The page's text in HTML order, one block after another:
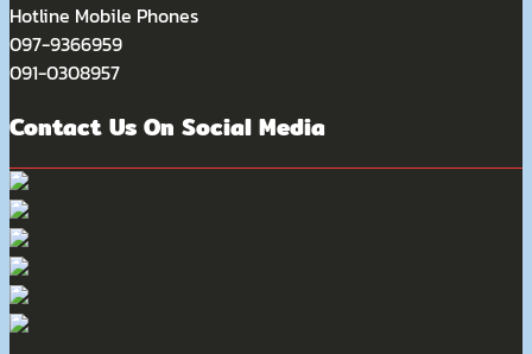
Hotline Mobile Phones
097-9366959
091-0308957
Contact Us On Social Media